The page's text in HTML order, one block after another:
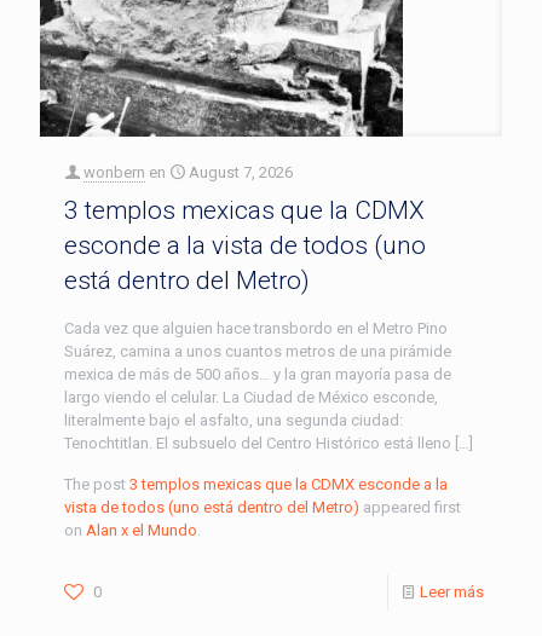
wonbern en August 7, 2026
3 templos mexicas que la CDMX
esconde a la vista de todos (uno
está dentro del Metro)
Cada vez que alguien hace transbordo en el Metro Pino
Suárez, camina a unos cuantos metros de una pirámide
mexica de más de 500 años… y la gran mayoría pasa de
largo viendo el celular. La Ciudad de México esconde,
literalmente bajo el asfalto, una segunda ciudad:
Tenochtitlan. El subsuelo del Centro Histórico está lleno […]
The post 3 templos mexicas que la CDMX esconde a la
vista de todos (uno está dentro del Metro) appeared first
on Alan x el Mundo.
0 Leer más